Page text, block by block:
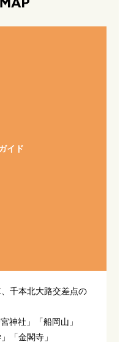
イド
千本北大路交差点の
神社」「船岡山」
「金閣寺」